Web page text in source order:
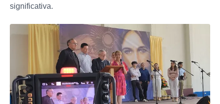
significativa.